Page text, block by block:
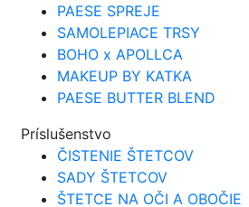
PAESE SPREJE
SAMOLEPIACE TRSY
BOHO x APOLLCA
MAKEUP BY KATKA
PAESE BUTTER BLEND
Príslušenstvo
ČISTENIE ŠTETCOV
SADY ŠTETCOV
ŠTETCE NA OČI A OBOČIE